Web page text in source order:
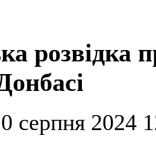
розвідка
серпня 2024